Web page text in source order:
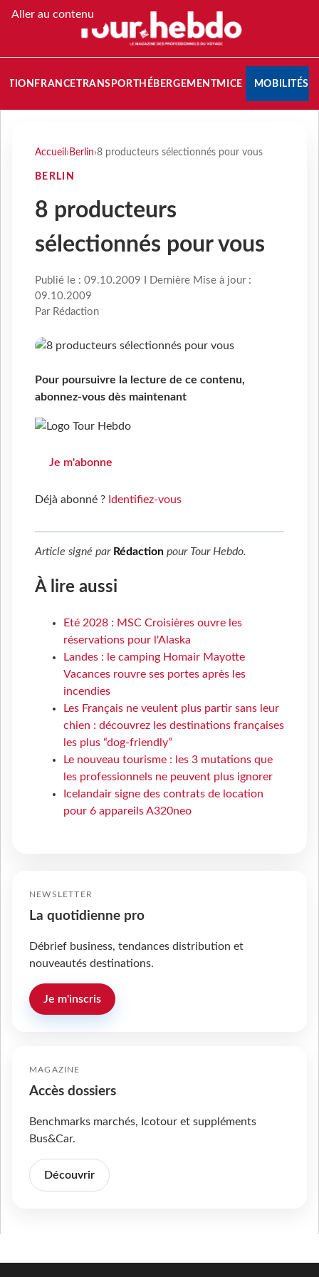
Aller au contenu
FRANCETRANSPORT HÉBERGEMENTMICE MOBILITÉS
Accueil › Berlin›8 producteurs sélectionnés pour vous
BERLIN
8 producteurs
sélectionnés pour vous
Publié le : 09.10.2009 I Dernière Mise à jour :
09.10.2009
Par Rédaction
Pour poursuivre la lecture de ce contenu,
abonnez-vous dès maintenant
Je m'abonne
Déjà abonné ? Identifiez-vous
Article signé par Rédaction pour Tour Hebdo.
À lire aussi
Eté 2028 : MSC Croisières ouvre les
réservations pour l'Alaska
Landes : le camping Homair Mayotte
Vacances rouvre ses portes après les
incendies
Les Français ne veulent plus partir sans leur
chien : découvrez les destinations françaises
les plus “dog-friendly”
Le nouveau tourisme : les 3 mutations que
les professionnels ne peuvent plus ignorer
Icelandair signe des contrats de location
pour 6 appareils A320neo
NEWSLETTER
La quotidienne pro
Débrief business, tendances distribution et
nouveautés destinations.
Je m'inscris
MAGAZINE
Accès dossiers
Benchmarks marchés, Icotour et suppléments
Bus&Car.
Découvrir